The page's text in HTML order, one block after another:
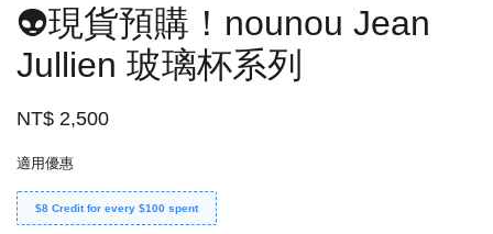
👽現貨預購！nounou Jean
Jullien 玻璃杯系列
NT$ 2,500
適用優惠
$8 Credit for every $100 spent